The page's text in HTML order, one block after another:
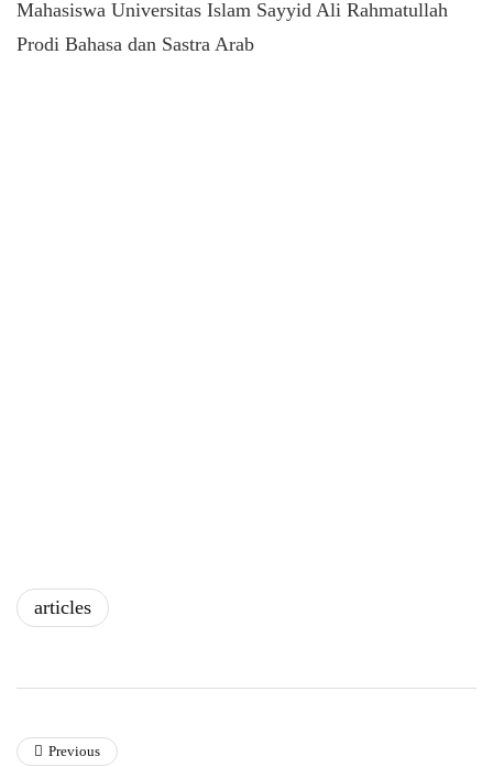
Mahasiswa Universitas Islam Sayyid Ali Rahmatullah
Prodi Bahasa dan Sastra Arab
articles
Previous